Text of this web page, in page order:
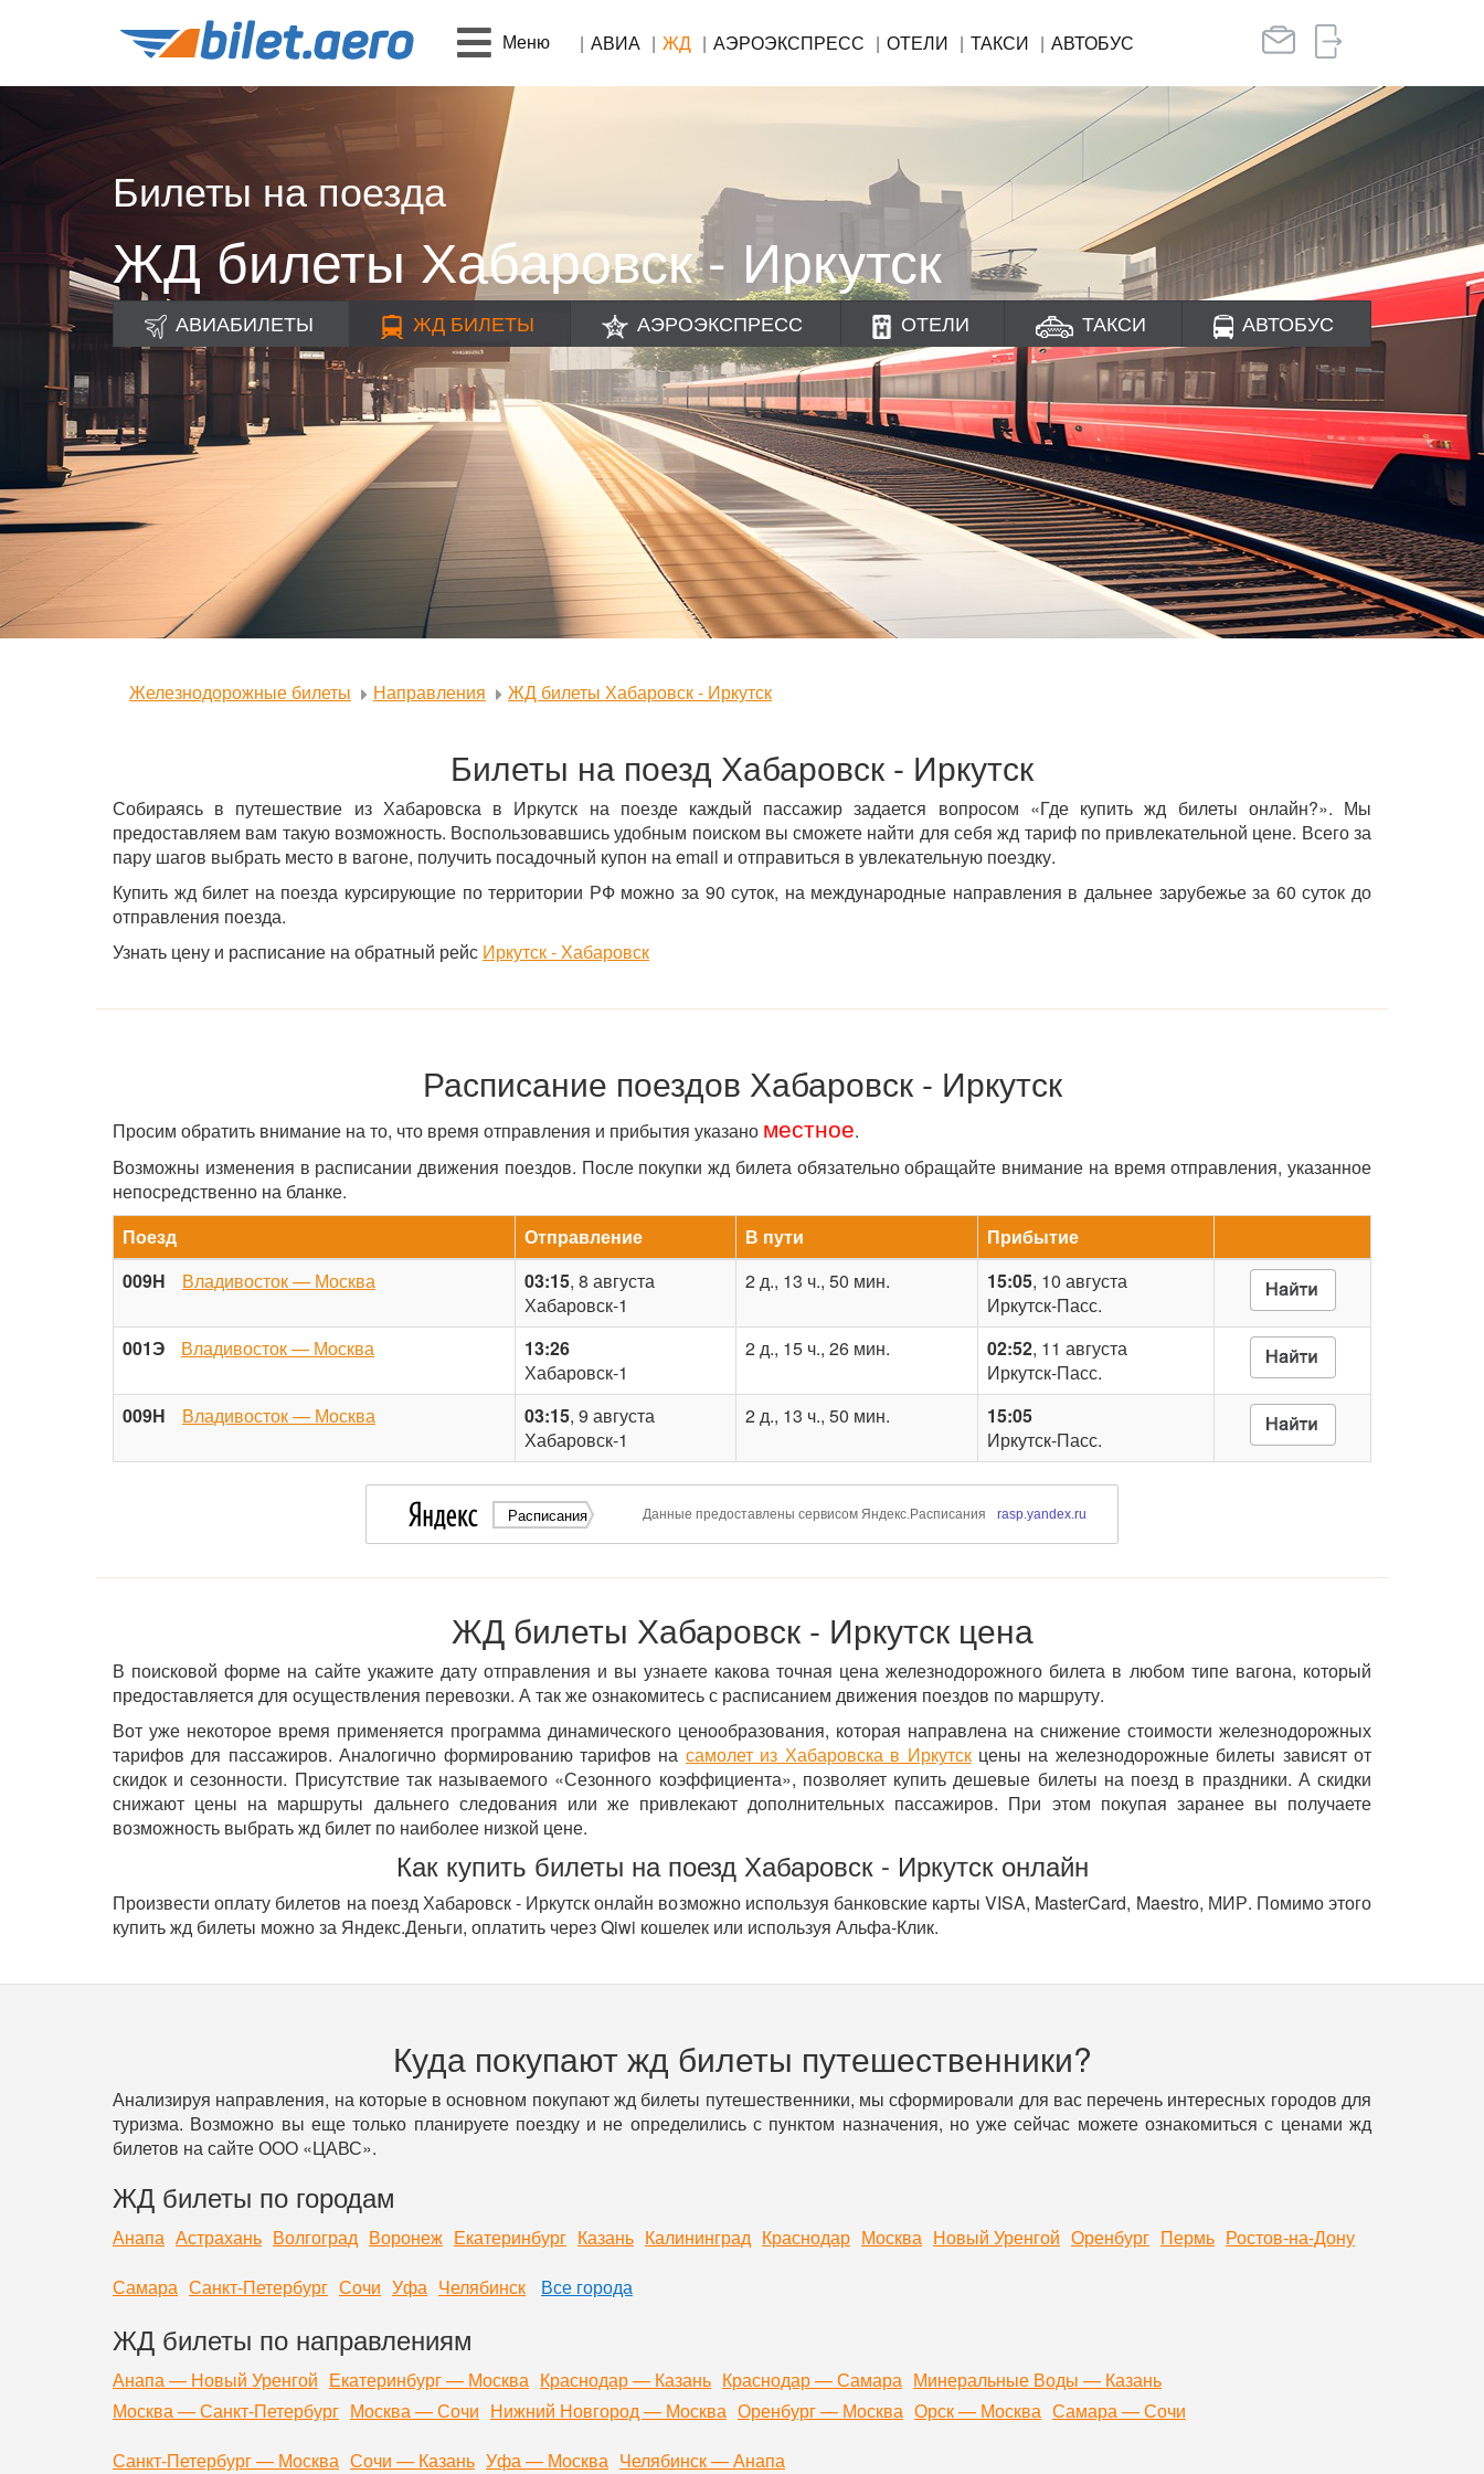
Меню АВИА ЖД АЭРОЭКСПРЕСС ОТЕЛИ ТАКСИ АВТОБУС
Билеты на поезда
ЖД билеты Хабаровск - Иркутск
АВИАБИЛЕТЫ ЖД БИЛЕТЫ АЭРОЭКСПРЕСС ОТЕЛИ ТАКСИ АВТОБУС
Железнодорожные билеты Направления ЖД билеты Хабаровск - Иркутск
Билеты на поезд Хабаровск - Иркутск
Собираясь в путешествие из Хабаровска в Иркутск на поезде каждый пассажир задается вопросом «Где купить жд билеты онлайн?». Мы
предоставляем вам такую возможность. Воспользовавшись удобным поиском вы сможете найти для себя жд тариф по привлекательной цене. Всего за
пару шагов выбрать место в вагоне, получить посадочный купон на email и отправиться в увлекательную поездку.
Купить жд билет на поезда курсирующие по территории РФ можно за 90 суток, на международные направления в дальнее зарубежье за 60 суток до
отправления поезда.
Узнать цену и расписание на обратный рейс Иркутск - Хабаровск
Расписание поездов Хабаровск - Иркутск
Просим обратить внимание на то, что время отправления и прибытия указано местное.
Возможны изменения в расписании движения поездов. После покупки жд билета обязательно обращайте внимание на время отправления, указанное
непосредственно на бланке.
Поезд
Отправление В пути
Прибытие
009Н
Владивосток — Москва 03:15, 8 августа
Хабаровск-1
2 д., 13 ч., 50 мин. 15:05, 10 августа
Иркутск-Пасс.
001Э
Владивосток — Москва
13:26
Хабаровск-1
2 д., 15 ч., 26 мин. 02:52, 11 августа
Иркутск-Пасс.
009Н
Владивосток — Москва 03:15, 9 августа
Хабаровск-1
2 д., 13 ч., 50 мин.
15:05
Иркутск-Пасс.
Расписания Данные предоставлены сервисом Яндекс.Расписания rasp.yandex.ru
ЖД билеты Хабаровск - Иркутск цена
В поисковой форме на сайте укажите дату отправления и вы узнаете какова точная цена железнодорожного билета в любом типе вагона, который
предоставляется для осуществления перевозки. А так же ознакомитесь с расписанием движения поездов по маршруту.
Вот уже некоторое время применяется программа динамического ценообразования, которая направлена на снижение стоимости железнодорожных
тарифов для пассажиров. Аналогично формированию тарифов на самолет из Хабаровска в Иркутскцены на железнодорожные билеты зависят от
скидок и сезонности. Присутствие так называемого «Сезонного коэффициента», позволяет купить дешевые билеты на поезд в праздники. А скидки
снижают цены на маршруты дальнего следования или же привлекают дополнительных пассажиров. При этом покупая заранее вы получаете
возможность выбрать жд билет по наиболее низкой цене.
Как купить билеты на поезд Хабаровск - Иркутск онлайн
Произвести оплату билетов на поезд Хабаровск - Иркутск онлайн возможно используя банковские карты VISA, MasterCard, Maestro, МИР. Помимо этого
купить жд билеты можно за Яндекс.Деньги, оплатить через Qiwi кошелек или используя Альфа-Клик.
Куда покупают жд билеты путешественники?
Анализируя направления, на которые в основном покупают жд билеты путешественники, мы сформировали для вас перечень интересных городов для
туризма. Возможно вы еще только планируете поездку и не определились с пунктом назначения, но уже сейчас можете ознакомиться с ценами жд
билетов на сайте ООО «ЦАВС».
ЖД билеты по городам
Анапа Астрахань Волгоград Воронеж Екатеринбург Казань Калининград Краснодар Москва Новый Уренгой Оренбург Пермь Ростов-на-Дону
Самара Санкт-Петербург Сочи Уфа Челябинск Все города
ЖД билеты по направлениям
Анапа — Новый Уренгой Екатеринбург — Москва Краснодар — Казань Краснодар — Самара Минеральные Воды — Казань
Москва — Санкт-Петербург Москва — Сочи Нижний Новгород — Москва Оренбург — Москва Орск — Москва Самара — Сочи
Санкт-Петербург — Москва Сочи — Казань Уфа — Москва Челябинск — Анапа